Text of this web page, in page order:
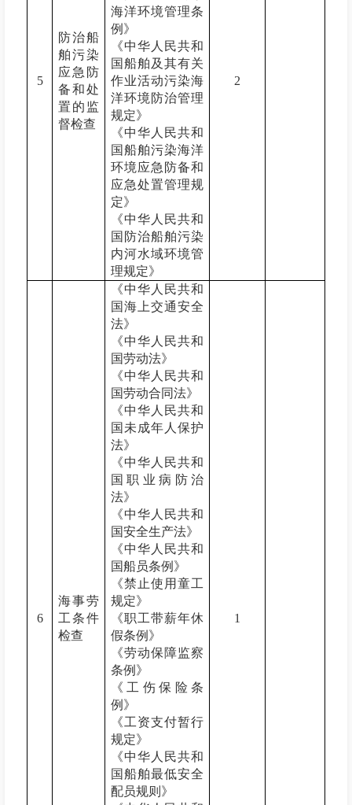
5
防治船
舶污染
应急防
备和处
置的监
督检查
海洋环境管理条
例》
《中华人民共和
国船舶及其有关
作业活动污染海
洋环境防治管理
规定》
《中华人民共和
国船舶污染海洋
环境应急防备和
应急处置管理规
定》
《中华人民共和
国防治船舶污染
内河水域环境管
理规定》
2
6
海事劳
工条件
检查
《中华人民共和
国海上交通安全
法》
《中华人民共和
国劳动法》
《中华人民共和
国劳动合同法》
《中华人民共和
国未成年人保护
法》
《中华人民共和
国职业病防治
法》
《中华人民共和
国安全生产法》
《中华人民共和
国船员条例》
《禁止使用童工
规定》
《职工带薪年休
假条例》
《劳动保障监察
条例》
《工伤保险条
例》
《工资支付暂行
规定》
《中华人民共和
国船舶最低安全
配员规则》
1